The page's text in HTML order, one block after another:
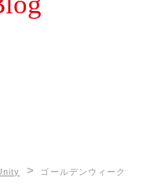
> ゴールデンウィーク